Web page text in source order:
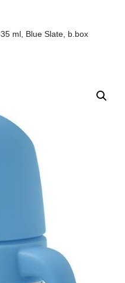
ml, Blue Slate, b.box